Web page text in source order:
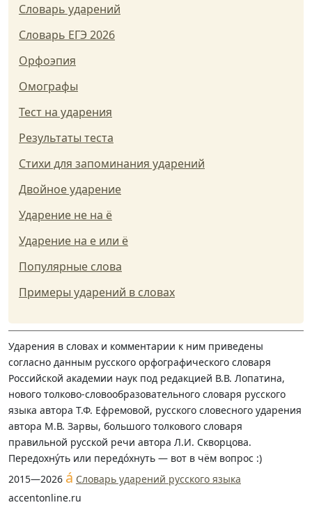
Словарь ударений
Словарь ЕГЭ 2026
Орфоэпия
Омографы
Тест на ударения
Результаты теста
Стихи для запоминания ударений
Двойное ударение
Ударение не на ё
Ударение на е или ё
Популярные слова
Примеры ударений в словах
Ударения в словах и комментарии к ним приведены
согласно данным русского орфографического словаря
Российской академии наук под редакцией В.В. Лопатина,
нового толково-словообразовательного словаря русского
языка автора Т.Ф. Ефремовой, русского словесного ударения
автора М.В. Зарвы, большого толкового словаря
правильной русской речи автора Л.И. Скворцова.
Передохну́ть или передо́хнуть — вот в чём вопрос :)
2015—2026 á Словарь ударений русского языка
accentonline.ru